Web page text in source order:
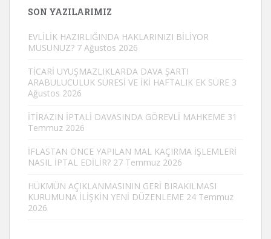
SON YAZILARIMIZ
EVLİLİK HAZIRLIĞINDA HAKLARINIZI BİLİYOR
MUSUNUZ? 7 Ağustos 2026
TİCARİ UYUŞMAZLIKLARDA DAVA ŞARTI
ARABULUCULUK SÜRESİ VE İKİ HAFTALIK EK SÜRE 3
Ağustos 2026
İTİRAZIN İPTALİ DAVASINDA GÖREVLİ MAHKEME 31
Temmuz 2026
İFLASTAN ÖNCE YAPILAN MAL KAÇIRMA İŞLEMLERİ
NASIL İPTAL EDİLİR? 27 Temmuz 2026
HÜKMÜN AÇIKLANMASININ GERİ BIRAKILMASI
KURUMUNA İLİŞKİN YENİ DÜZENLEME 24 Temmuz
2026